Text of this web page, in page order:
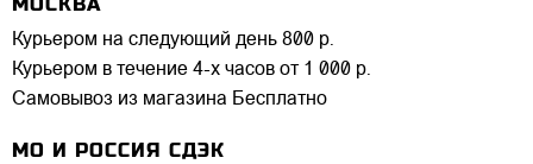
Курьером на следующий день 800 р.
Курьером в течение 4-х часов от 1 000 р.
Самовывоз из магазина Бесплатно
МО И РОССИЯ СДЭК